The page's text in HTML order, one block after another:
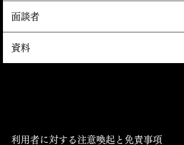
面談者
資料
利用者に対する注意喚起と免責事項